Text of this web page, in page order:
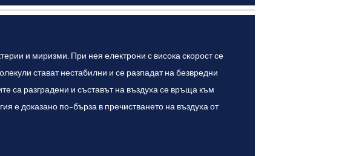
и миризми. При нея електрони с висока скорост се
стават нестабилни и се разпадат на безвредни
са разградени и съставът на въздуха се връща към
е доказано по-бърза в пречистването на въздуха от